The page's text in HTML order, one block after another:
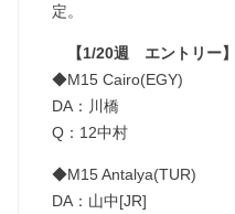
定。
【1/20週 エントリー】
◆M15 Cairo(EGY)
DA：川橋
Q：12中村
◆M15 Antalya(TUR)
DA：山中[JR]